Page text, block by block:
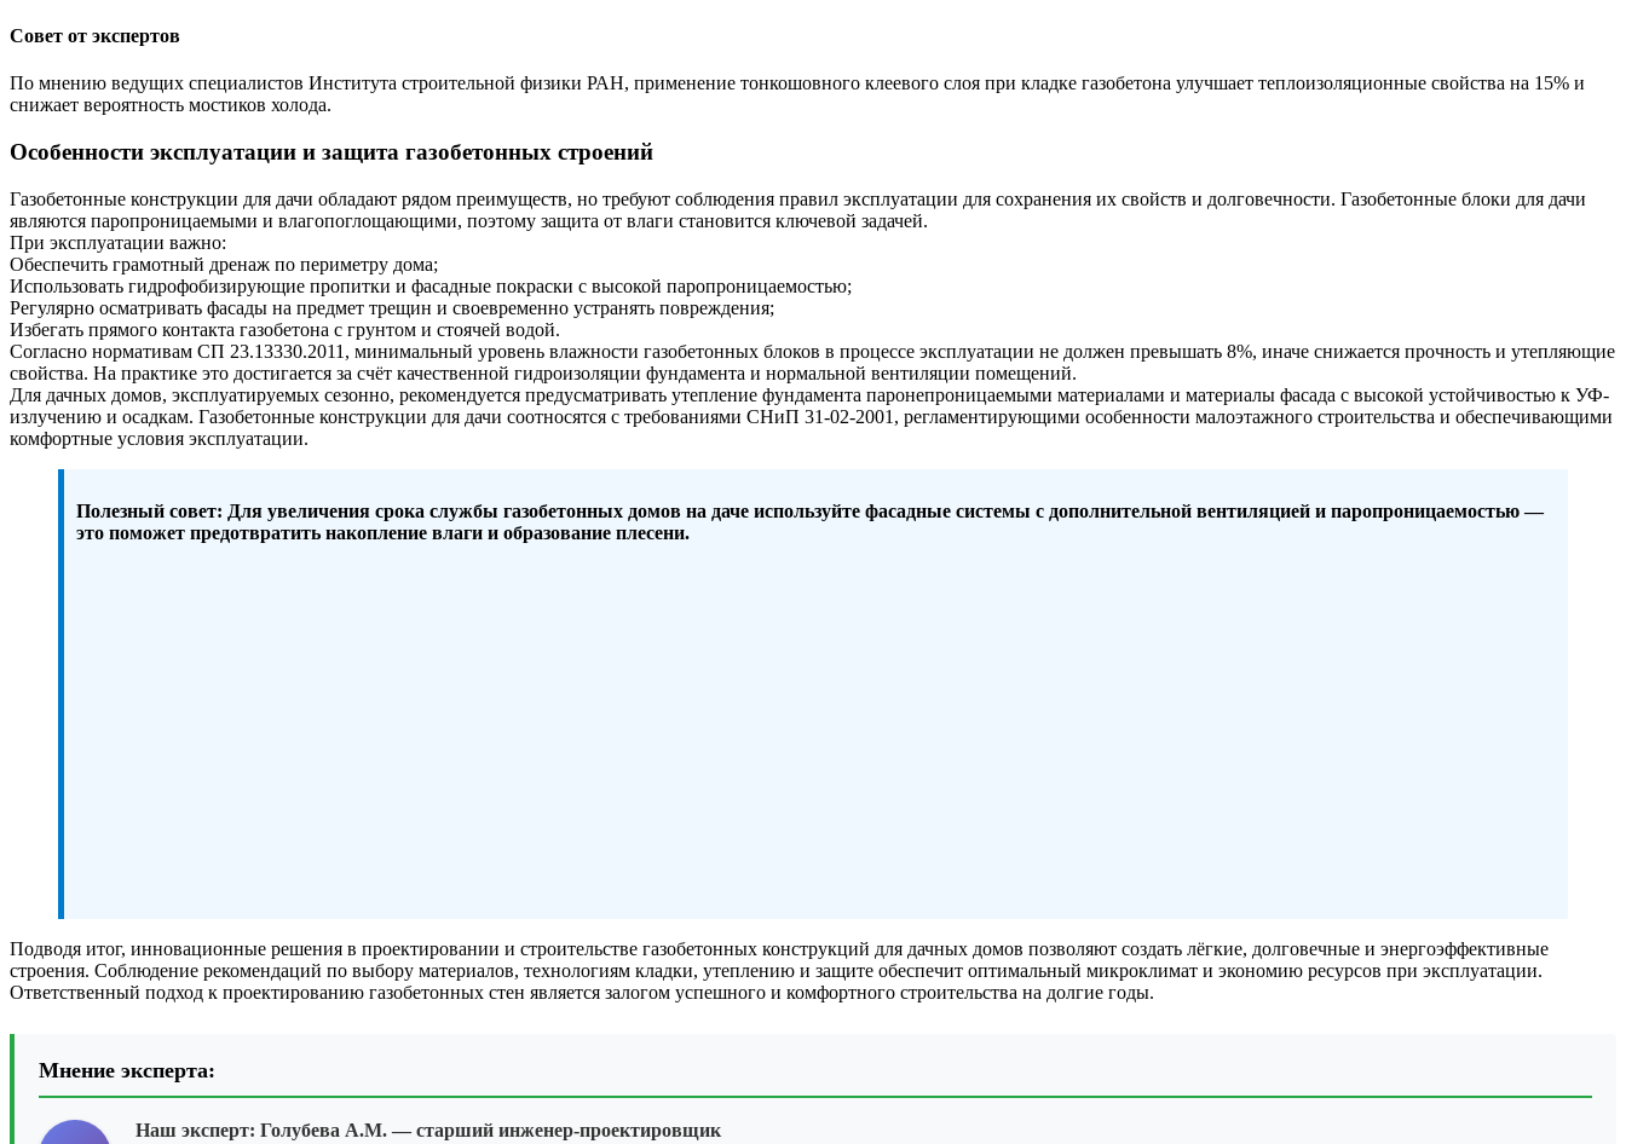
Совет от экспертов
По мнению ведущих специалистов Института строительной физики РАН, применение тонкошовного клеевого слоя при кладке газобетона улучшает теплоизоляционные свойства на 15% и
снижает вероятность мостиков холода.
Особенности эксплуатации и защита газобетонных строений
Газобетонные конструкции для дачи обладают рядом преимуществ, но требуют соблюдения правил эксплуатации для сохранения их свойств и долговечности. Газобетонные блоки для дачи
являются паропроницаемыми и влагопоглощающими, поэтому защита от влаги становится ключевой задачей.
При эксплуатации важно:
Обеспечить грамотный дренаж по периметру дома;
Использовать гидрофобизирующие пропитки и фасадные покраски с высокой паропроницаемостью;
Регулярно осматривать фасады на предмет трещин и своевременно устранять повреждения;
Избегать прямого контакта газобетона с грунтом и стоячей водой.
Согласно нормативам СП 23.13330.2011, минимальный уровень влажности газобетонных блоков в процессе эксплуатации не должен превышать 8%, иначе снижается прочность и утепляющие
свойства. На практике это достигается за счёт качественной гидроизоляции фундамента и нормальной вентиляции помещений.
Для дачных домов, эксплуатируемых сезонно, рекомендуется предусматривать утепление фундамента паронепроницаемыми материалами и материалы фасада с высокой устойчивостью к УФ-
излучению и осадкам. Газобетонные конструкции для дачи соотносятся с требованиями СНиП 31-02-2001, регламентирующими особенности малоэтажного строительства и обеспечивающими
комфортные условия эксплуатации.
Полезный совет: Для увеличения срока службы газобетонных домов на даче используйте фасадные системы с дополнительной вентиляцией и паропроницаемостью —
это поможет предотвратить накопление влаги и образование плесени.
Подводя итог, инновационные решения в проектировании и строительстве газобетонных конструкций для дачных домов позволяют создать лёгкие, долговечные и энергоэффективные
строения. Соблюдение рекомендаций по выбору материалов, технологиям кладки, утеплению и защите обеспечит оптимальный микроклимат и экономию ресурсов при эксплуатации.
Ответственный подход к проектированию газобетонных стен является залогом успешного и комфортного строительства на долгие годы.
Мнение эксперта:
Наш эксперт: Голубева А.М. — старший инженер-проектировщик